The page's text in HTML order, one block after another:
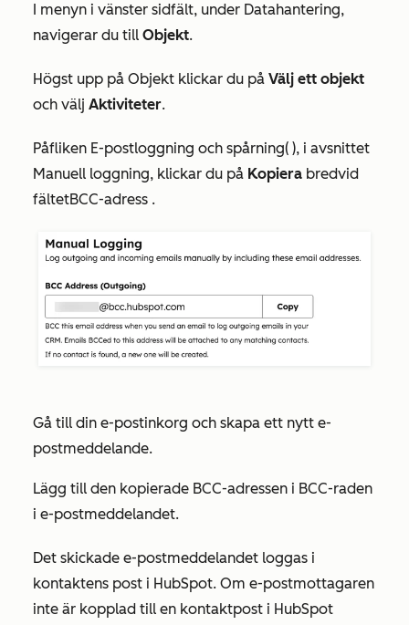
I menyn i vänster sidfält, under Datahantering,
navigerar du till Objekt.
Högst upp på Objekt klickar du på Välj ett objekt
och välj Aktiviteter.
Påfliken E-postloggning och spårning( ), i avsnittet
Manuell loggning, klickar du på Kopiera bredvid
fältetBCC-adress .
Gå till din e-postinkorg och skapa ett nytt e-
postmeddelande.
Lägg till den kopierade BCC-adressen i BCC-raden
i e-postmeddelandet.
Det skickade e-postmeddelandet loggas i
kontaktens post i HubSpot. Om e-postmottagaren
inte är kopplad till en kontaktpost i HubSpot